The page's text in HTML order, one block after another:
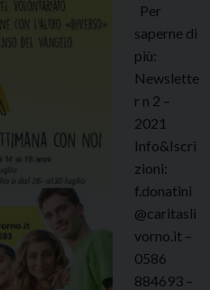
Per
saperne di
più:
Newslette
r n 2 –
2021
Info&Iscri
zioni:
f.donatini
@caritasli
vorno.it –
0586
884693 –